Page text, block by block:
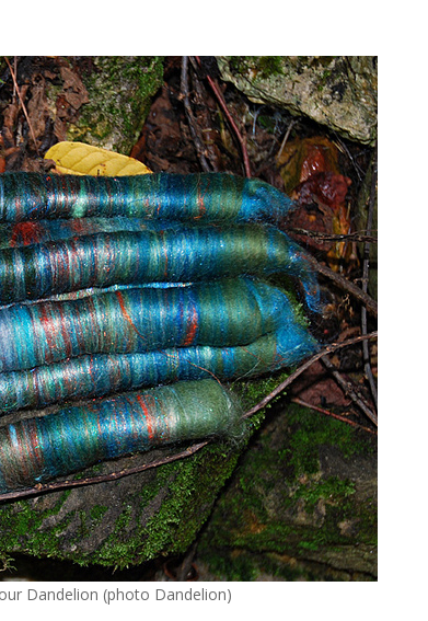
Dandelion (photo Dandelion)